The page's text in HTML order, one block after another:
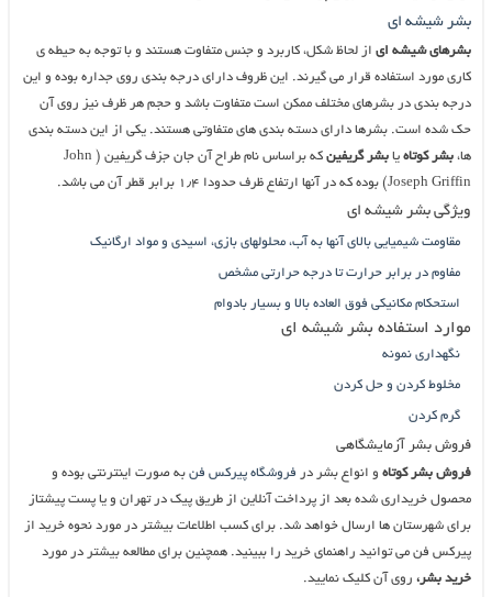
بشر شیشه ای
بشرهای شیشه ایاز لحاظ شکل، کاربرد و جنس متفاوت هستند و با توجه به حیطه ی
کاری مورد استفاده قرار می گیرند. این ظروف دارای درجه بندی روی جداره بوده و این
درجه بندی در بشرهای مختلف ممکن است متفاوت باشد و حجم هر ظرف نیز روی آن
حک شده است. بشرها دارای دسته بندی های متفاوتی هستند. یکی از این دسته بندی
ها، بشر کوتاهیا بشر گریفین
که براساس نام طراح آن جان جزف گریفین ( John
Joseph Griffin) بوده که در آنها ارتفاع ظرف حدودا ۱٫۴ برابر قطر آن می باشد.
ویژگی بشر شیشه ای
مقاومت شیمیایی بالای آنها به آب، محلولهای بازی، اسیدی و مواد ارگانیک
مفاوم در برابر حرارت تا درجه حرارتی مشخص
استحکام مکانیکی فوق العاده بالا و بسیار بادوام
موارد استفاده بشر شیشه ای
نگهداری نمونه
مخلوط کردن و حل کردن
گرم کردن
فروش بشر آزمایشگاهی
فروش بشر کوتاهو انواع بشر در فروشگاه پیرکس فنبه صورت اینترنتی بوده و
محصول خریداری شده بعد از پرداخت آنلاین از طریق پیک در تهران و یا پست پیشتاز
برای شهرستان ها ارسال خواهد شد. برای کسب اطلاعات بیشتر در مورد نحوه خرید از
پیرکس فن می توانید راهنمای خرید را ببینید. همچنین برای مطالعه بیشتر در مورد
خرید بشر،روی آن کلیک نمایید.